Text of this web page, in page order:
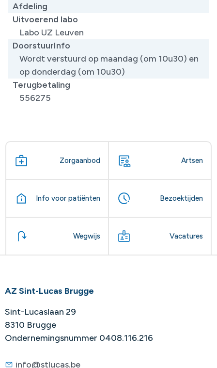
Afdeling
Uitvoerend labo
Labo UZ Leuven
DoorstuurInfo
Wordt verstuurd op maandag (om 10u30) en
op donderdag (om 10u30)
Terugbetaling
556275
Zorgaanbod Artsen
Info voor patiënten Bezoektijden
Wegwijs Vacatures
AZ Sint-Lucas Brugge
Sint-Lucaslaan 29
8310 Brugge
Ondernemingsnummer 0408.116.216
info@stlucas.be